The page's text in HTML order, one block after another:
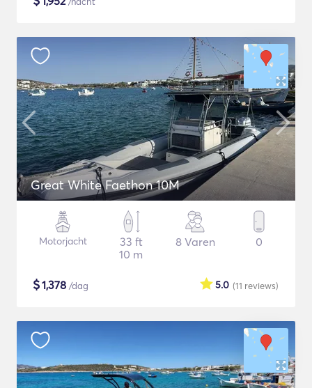
Great White Faethon 10M
Motorjacht
33 ft
10 m
8 Varen 0
$1,378 /dag (11 reviews)
5.0